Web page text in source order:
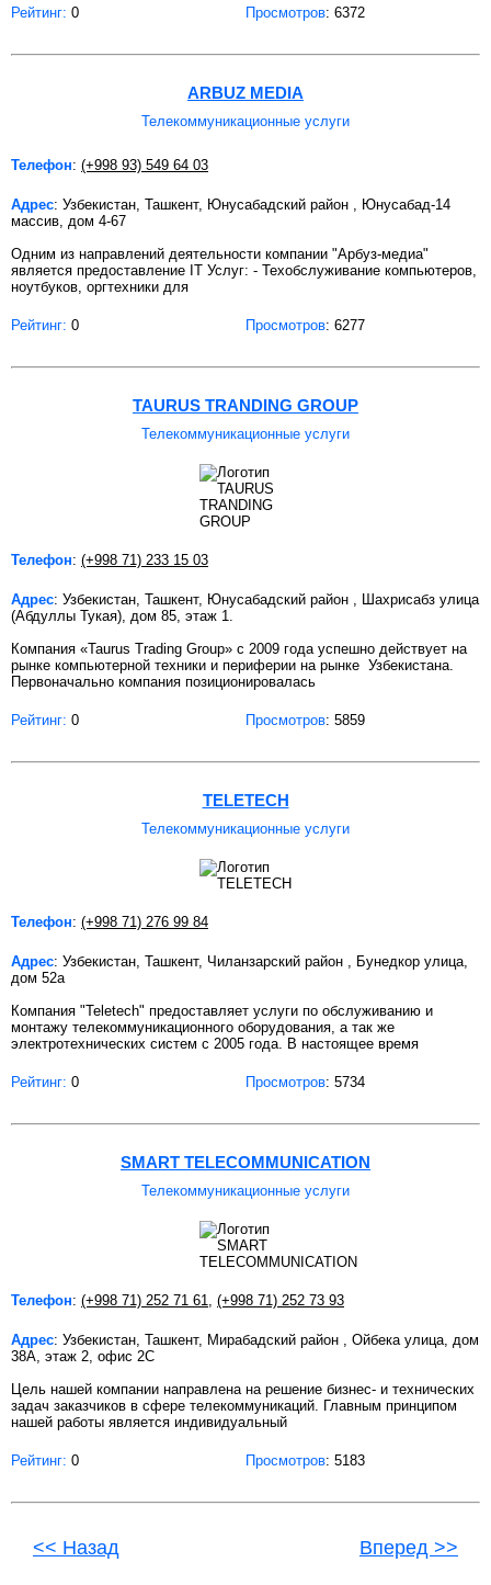
Рейтинг: 0 Просмотров: 6372
ARBUZ MEDIA
Телекоммуникационные услуги
Телефон: (+998 93) 549 64 03
Адрес: Узбекистан, Ташкент, Юнусабадский район , Юнусабад-14
массив, дом 4-67
Одним из направлений деятельности компании "Арбуз-медиа"
является предоставление IT Услуг: - Техобслуживание компьютеров,
ноутбуков, оргтехники для
Рейтинг: 0 Просмотров: 6277
TAURUS TRANDING GROUP
Телекоммуникационные услуги
Телефон: (+998 71) 233 15 03
Адрес: Узбекистан, Ташкент, Юнусабадский район , Шахрисабз улица
(Абдуллы Тукая), дом 85, этаж 1.
Компания «Taurus Trading Group» c 2009 года успешно действует на
рынке компьютерной техники и периферии на рынке Узбекистана.
Первоначально компания позиционировалась
Рейтинг: 0 Просмотров: 5859
TELETECH
Телекоммуникационные услуги
Телефон: (+998 71) 276 99 84
Адрес: Узбекистан, Ташкент, Чиланзарский район , Бунедкор улица,
дом 52а
Компания "Teletech" предоставляет услуги по обслуживанию и
монтажу телекоммуникационного оборудования, а так же
электротехнических систем с 2005 года. В настоящее время
Рейтинг: 0 Просмотров: 5734
SMART TELECOMMUNICATION
Телекоммуникационные услуги
Телефон: (+998 71) 252 71 61 (+998 71) 252 73 93
Адрес: Узбекистан, Ташкент, Мирабадский район , Ойбека улица, дом
38А, этаж 2, офис 2С
Цель нашей компании направлена на решение бизнес- и технических
задач заказчиков в сфере телекоммуникаций. Главным принципом
нашей работы является индивидуальный
Рейтинг: 0 Просмотров: 5183
<< Назад Вперед >>